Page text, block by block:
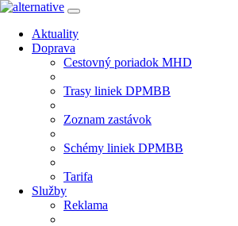
Aktuality
Doprava
Cestovný poriadok MHD
Trasy liniek DPMBB
Zoznam zastávok
Schémy liniek DPMBB
Tarifa
Služby
Reklama